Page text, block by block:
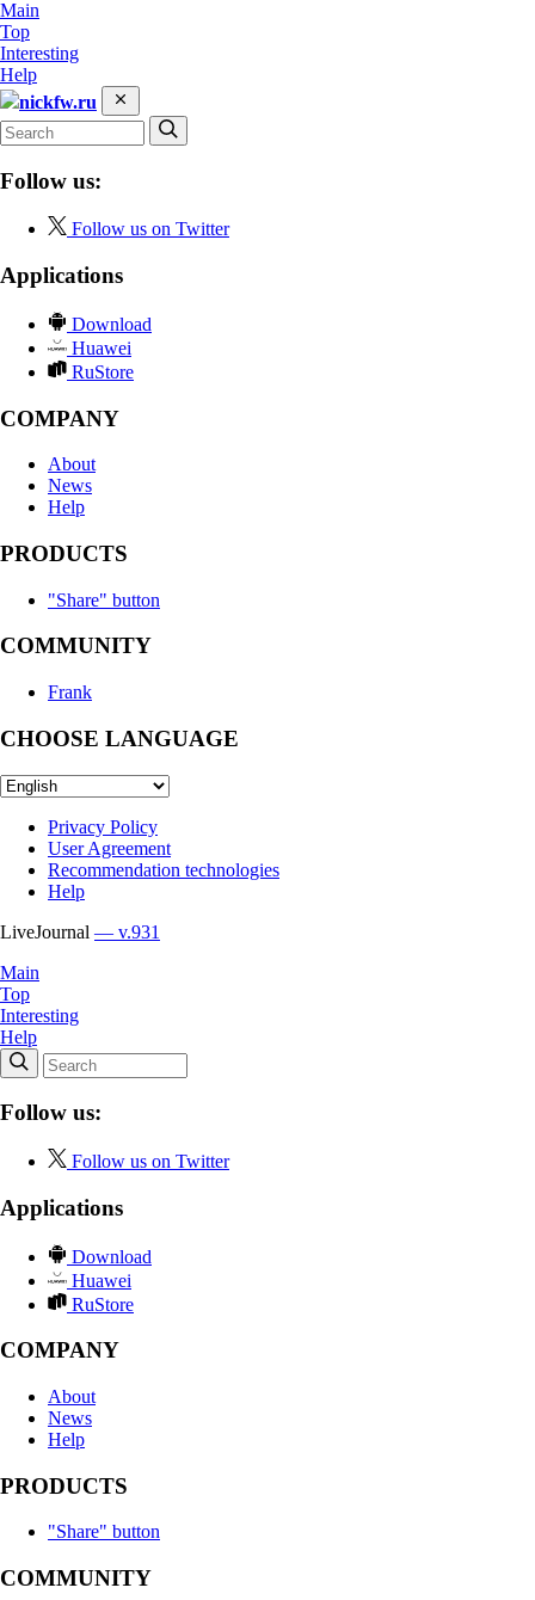
Main
Top
Interesting
Help
nickfw.ru
Follow us:
Follow us on Twitter
Applications
Download
Huawei
RuStore
COMPANY
About
News
Help
PRODUCTS
"Share" button
COMMUNITY
Frank
CHOOSE LANGUAGE
Privacy Policy
User Agreement
Recommendation technologies
Help
LiveJournal — v.931
Main
Top
Interesting
Help
Follow us:
Follow us on Twitter
Applications
Download
Huawei
RuStore
COMPANY
About
News
Help
PRODUCTS
"Share" button
COMMUNITY